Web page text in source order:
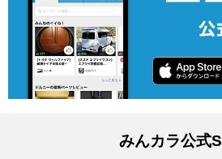
みんカラ公式